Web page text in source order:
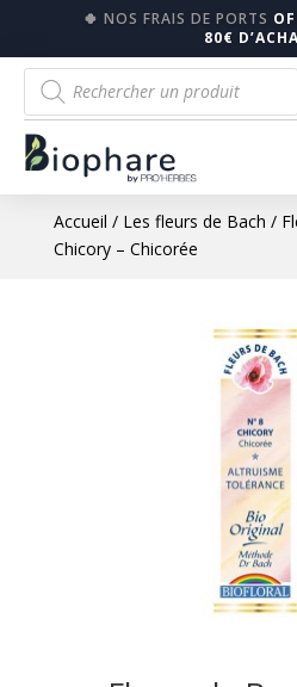
🍀 NOS FRAIS DE PORTS
80€
Recherche
de
produits
Accueil / Les fleurs de Bach /
Chicory – Chicorée